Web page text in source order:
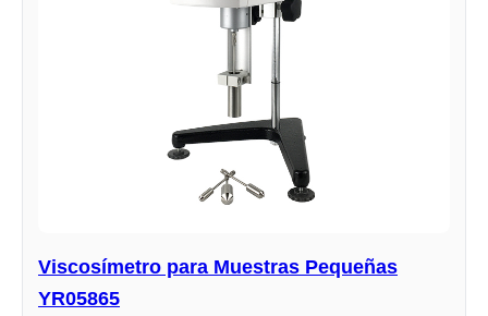
Viscosímetro para Muestras Pequeñas
YR05865